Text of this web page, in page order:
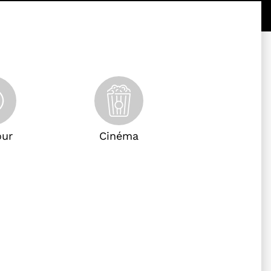
Cinéma
tiret de la touche 6, mois sur 2 chiffres, tiret de la touche
fin